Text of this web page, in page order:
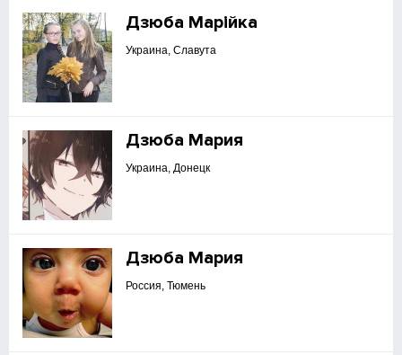
Дзюба Марійка
Украина, Славута
Дзюба Мария
Украина, Донецк
Дзюба Мария
Россия, Тюмень